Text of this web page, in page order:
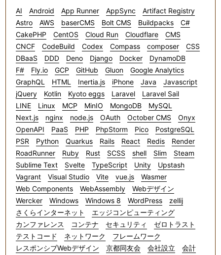
AI Android App Runner AppSync
Artifact Registry
Astro
AWS baserCMS Bolt CMS Buildpacks
C#
CakePHP
CentOS Cloud Run Cloudflare
CMS
CNCF
CodeBuild Codex Compass composer
CSS
DBaaS
DDD Deno Django Docker
DynamoDB
F#
Fly.io GCP GitHub Gluon
Google Analytics
GraphQL
HTML Inertia.js iPhone Java
Javascript
jQuery
Kotlin Kyoto eggs Laravel
Laravel Sail
LINE
Linux MCP MinIO MongoDB
MySQL
Next.js
nginx node.js OAuth October CMS
Onyx
OpenAPI
PaaS PHP PhpStorm Pico
PostgreSQL
PSR
Python Quarkus Rails React Redis
Render
RoadRunner
Ruby Rust SCSS shell Slim
Steam
Sublime Text
Svelte TypeScript Unity
Upstash
Vagrant
Visual Studio Vite vue.js
Wasmer
Web Components
WebAssembly
Webデザイン
Wercker
Windows Windows 8 WordPress
zellij
さくらインターネット
エッジコンピューティング
カンファレンス
コンテナ セキュリティ
ゼロトラスト
テストコード
ネットワーク
フレームワーク
レスポンシブWebデザイン
京都同友会 会社設立
会計